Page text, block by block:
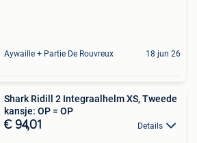
Aywaille + Partie De Rouvreux 18 jun 26
Shark Ridill 2 Integraalhelm XS, Tweede
kansje: OP = OP
€ 94,01 Details